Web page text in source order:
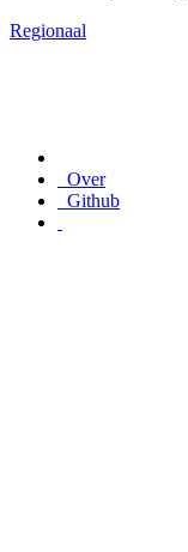
Regionaal
Over
Github